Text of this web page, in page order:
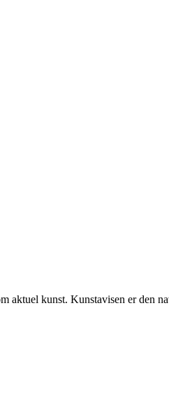
aktuel kunst. Kunstavisen er den